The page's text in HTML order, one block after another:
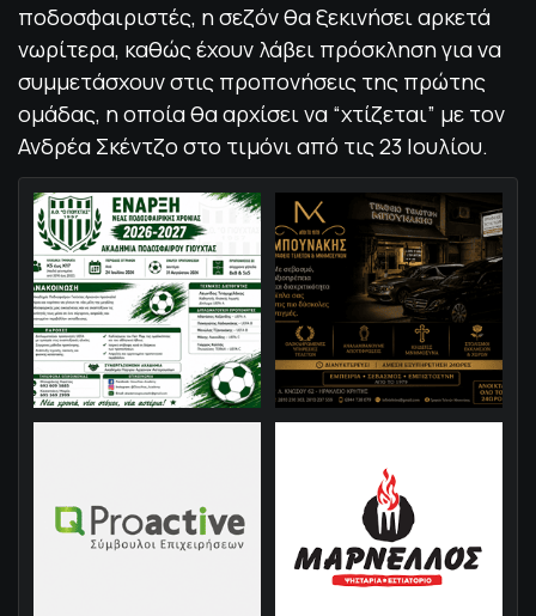
ποδοσφαιριστές, η σεζόν θα ξεκινήσει αρκετά
νωρίτερα, καθώς έχουν λάβει πρόσκληση για να
συμμετάσχουν στις προπονήσεις της πρώτης
ομάδας, η οποία θα αρχίσει να “χτίζεται” με τον
Ανδρέα Σκέντζο στο τιμόνι από τις 23 Ιουλίου.